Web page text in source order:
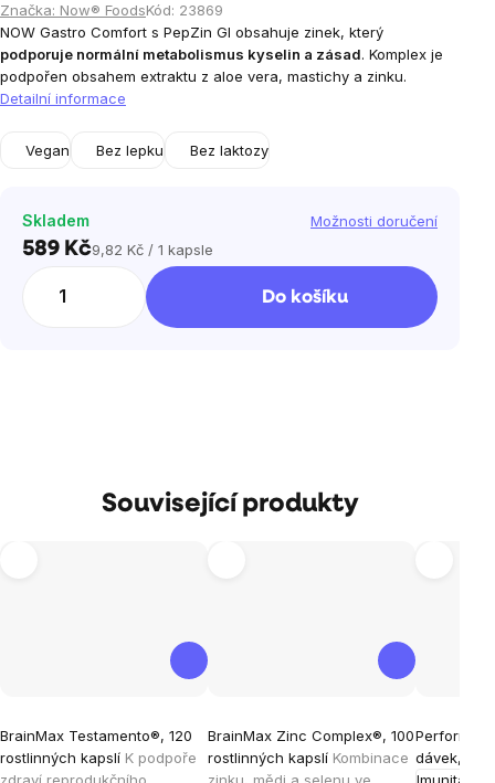
Značka: Now® FoodsKód: 23869
NOW Gastro Comfort s PepZin Gl obsahuje zinek, který
podporuje normální metabolismus kyselin a zásad. Komplex je
podpořen obsahem extraktu z aloe vera, mastichy a zinku.
Detailní informace
Vegan Bez lepku Bez laktozy
Skladem Možnosti doručení
589 KčMěrná
9,82 Kč / 1 kapsle
Do košíku
Související produkty
BrainMax Testamento®, 120
rostlinných kapslí K podpoře
hodnocení
produktu
BrainMax Zinc Complex®, 100
rostlinných kapslí Kombinace
hodnocení
produktu
dávek,
produktu